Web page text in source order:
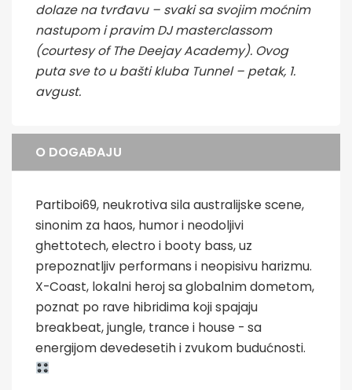
dolaze na tvrđavu – svaki sa svojim moćnim
nastupom i pravim DJ masterclassom
(courtesy of The Deejay Academy). Ovog
puta sve to u bašti kluba Tunnel – petak, 1.
avgust.
O DOGAĐAJU
Partiboi69, neukrotiva sila australijske scene,
sinonim za haos, humor i neodoljivi
ghettotech, electro i booty bass, uz
prepoznatljiv performans i neopisivu harizmu.
X-Coast, lokalni heroj sa globalnim dometom,
poznat po rave hibridima koji spajaju
breakbeat, jungle, trance i house - sa
energijom devedesetih i zvukom budućnosti.